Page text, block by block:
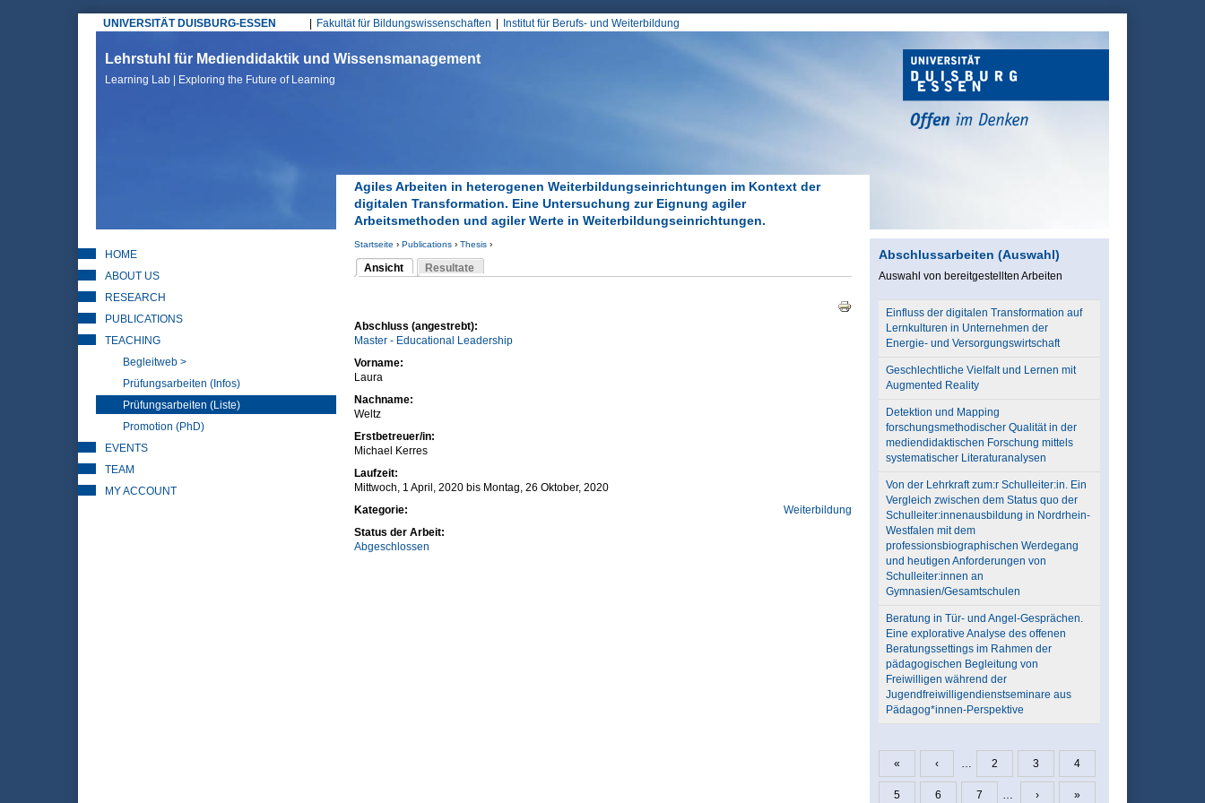
UNIVERSITÄT DUISBURG-ESSEN
Hauptmenü
Fakultät für Bildungswissenschaften Institut für Berufs- und Weiterbildung
Lehrstuhl für Mediendidaktik und Wissensmanagement
Learning Lab | Exploring the Future of Learning
Agiles Arbeiten in heterogenen Weiterbildungseinrichtungen im Kontext der
digitalen Transformation. Eine Untersuchung zur Eignung agiler
Arbeitsmethoden und agiler Werte in Weiterbildungseinrichtungen.
Sie sind hier
Startseite › Publications› Thesis›
Ansicht
(aktiver Reiter)
Resultate
Abschluss (angestrebt):
Master - Educational Leadership
Vorname:
Laura
Nachname:
Weltz
Erstbetreuer/in:
Michael Kerres
Laufzeit:
Mittwoch, 1 April, 2020bis Montag, 26 Oktober, 2020
Kategorie:
Weiterbildung
Status der Arbeit:
Abgeschlossen
HOME
ABOUT US
RESEARCH
PUBLICATIONS
TEACHING
Begleitweb >
Prüfungsarbeiten (Infos)
Prüfungsarbeiten (Liste)
Promotion (PhD)
EVENTS
TEAM
MY ACCOUNT
Abschlussarbeiten (Auswahl)
Auswahl von bereitgestellten Arbeiten
Einfluss der digitalen Transformation auf
Lernkulturen in Unternehmen der
Energie- und Versorgungswirtschaft
Geschlechtliche Vielfalt und Lernen mit
Augmented Reality
Detektion und Mapping
forschungsmethodischer Qualität in der
mediendidaktischen Forschung mittels
systematischer Literaturanalysen
Von der Lehrkraft zum:r Schulleiter:in. Ein
Vergleich zwischen dem Status quo der
Schulleiter:innenausbildung in Nordrhein-
Westfalen mit dem
professionsbiographischen Werdegang
und heutigen Anforderungen von
Schulleiter:innen an
Gymnasien/Gesamtschulen
Beratung in Tür- und Angel-Gesprächen.
Eine explorative Analyse des offenen
Beratungssettings im Rahmen der
pädagogischen Begleitung von
Freiwilligen während der
Jugendfreiwilligendienstseminare aus
Pädagog*innen-Perspektive
Seiten
« ‹ … 2 3 4
5 6 7 … › »